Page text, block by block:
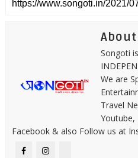
Songoti
We are
Travel
Youtube,
Facebook & also Follow us at